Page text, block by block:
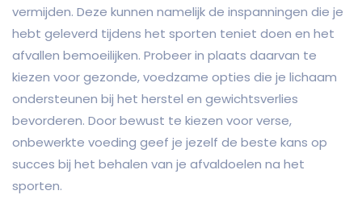
vermijden. Deze kunnen namelijk de inspanningen die je
hebt geleverd tijdens het sporten teniet doen en het
afvallen bemoeilijken. Probeer in plaats daarvan te
kiezen voor gezonde, voedzame opties die je lichaam
ondersteunen bij het herstel en gewichtsverlies
bevorderen. Door bewust te kiezen voor verse,
onbewerkte voeding geef je jezelf de beste kans op
succes bij het behalen van je afvaldoelen na het
sporten.